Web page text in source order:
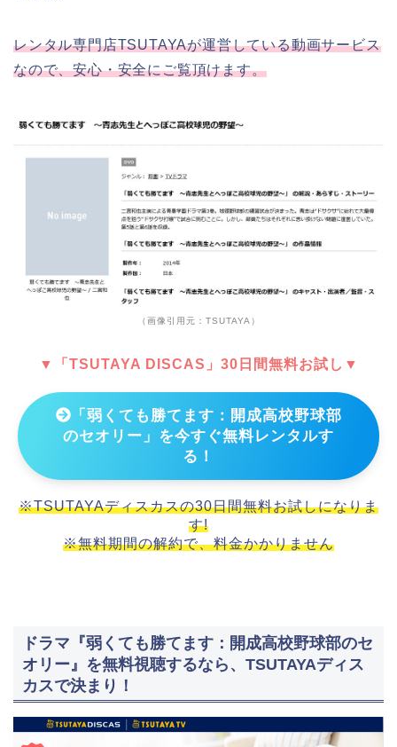
レンタル専門店TSUTAYAが運営している動画サービス
なので、安心・安全にご覧頂けます。
（画像引用元：TSUTAYA）
▼「TSUTAYA DISCAS」30日間無料お試し▼
「弱くても勝てます：開成高校野球部
のセオリー」を今すぐ無料レンタルす
る！
※TSUTAYAディスカスの30日間無料お試しになりま
す!
※無料期間の解約で、料金かかりません
ドラマ『弱くても勝てます：開成高校野球部のセ
オリー』を無料視聴するなら、TSUTAYAディス
カスで決まり！